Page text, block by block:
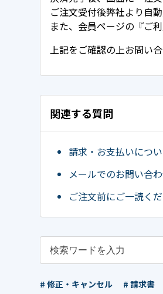
ご注文受付後弊社より自
また、会員ページの『ご
上記をご確認の上お問い合
関連する質問
請求・お支払いにつ
メールでのお問い合
ご注文前にご一読く
# 修正・キャンセル # 請求書